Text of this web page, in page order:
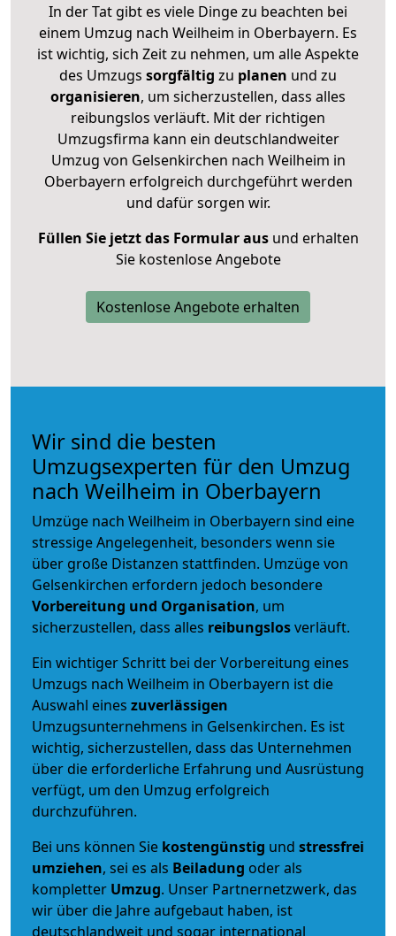
In der Tat gibt es viele Dinge zu beachten bei
einem Umzug nach Weilheim in Oberbayern. Es
ist wichtig, sich Zeit zu nehmen, um alle Aspekte
des Umzugs sorgfältig zu planen und zu
organisieren, um sicherzustellen, dass alles
reibungslos verläuft. Mit der richtigen
Umzugsfirma kann ein deutschlandweiter
Umzug von Gelsenkirchen nach Weilheim in
Oberbayern erfolgreich durchgeführt werden
und dafür sorgen wir.
Füllen Sie jetzt das Formular ausund erhalten
Sie kostenlose Angebote
Kostenlose Angebote erhalten
Wir sind die besten
Umzugsexperten für den Umzug
nach Weilheim in Oberbayern
Umzüge nach Weilheim in Oberbayern sind eine
stressige Angelegenheit, besonders wenn sie
über große Distanzen stattfinden. Umzüge von
Gelsenkirchen erfordern jedoch besondere
Vorbereitung und Organisation, um
sicherzustellen, dass alles reibungslosverläuft.
Ein wichtiger Schritt bei der Vorbereitung eines
Umzugs nach Weilheim in Oberbayern ist die
Auswahl eines zuverlässigen
Umzugsunternehmens in Gelsenkirchen. Es ist
wichtig, sicherzustellen, dass das Unternehmen
über die erforderliche Erfahrung und Ausrüstung
verfügt, um den Umzug erfolgreich
durchzuführen.
Bei uns können Sie kostengünstig und stressfrei
umziehen, sei es als Beiladung oder als
kompletter Umzug. Unser Partnernetzwerk, das
wir über die Jahre aufgebaut haben, ist
deutschlandweit und sogar international